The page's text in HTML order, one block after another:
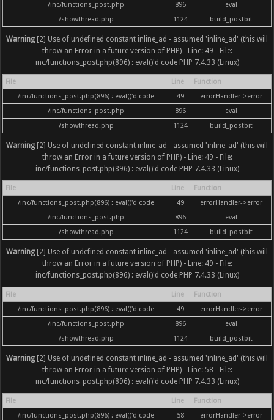
/inc/functions_post.php
896
eval
/showthread.php
1124 build_postbit
Warning[2] Use of undefined constant inline_ad - assumed 'inline_ad' (this will
throw an Error in a future version of PHP) - Line: 49 - File:
inc/functions_post.php(896) : eval()'d code PHP 7.4.33 (Linux)
File Line
Function
/inc/functions_post.php(896) : eval()'d code
49
errorHandler->error
/inc/functions_post.php
896
eval
/showthread.php
1124 build_postbit
Warning[2] Use of undefined constant inline_ad - assumed 'inline_ad' (this will
throw an Error in a future version of PHP) - Line: 49 - File:
inc/functions_post.php(896) : eval()'d code PHP 7.4.33 (Linux)
File Line
Function
/inc/functions_post.php(896) : eval()'d code
49
errorHandler->error
/inc/functions_post.php
896
eval
/showthread.php
1124 build_postbit
Warning[2] Use of undefined constant inline_ad - assumed 'inline_ad' (this will
throw an Error in a future version of PHP) - Line: 49 - File:
inc/functions_post.php(896) : eval()'d code PHP 7.4.33 (Linux)
File Line
Function
/inc/functions_post.php(896) : eval()'d code
49
errorHandler->error
/inc/functions_post.php
896
eval
/showthread.php
1124 build_postbit
Warning[2] Use of undefined constant inline_ad - assumed 'inline_ad' (this will
throw an Error in a future version of PHP) - Line: 58 - File:
inc/functions_post.php(896) : eval()'d code PHP 7.4.33 (Linux)
File Line
Function
/inc/functions_post.php(896) : eval()'d code
58
errorHandler->error